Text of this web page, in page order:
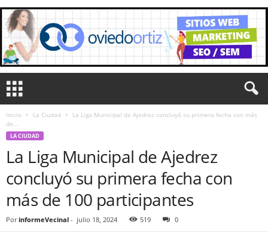
Inicio La Ciudad
La Liga Municipal de Ajedrez concluyó su primera fecha con más
de...
LA CIUDAD
La Liga Municipal de Ajedrez
concluyó su primera fecha con
más de 100 participantes
Por informeVecinal - julio 18, 2024 519 0